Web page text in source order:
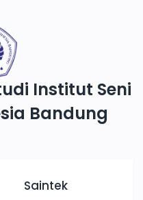
Institut Seni
Bandung
Saintek